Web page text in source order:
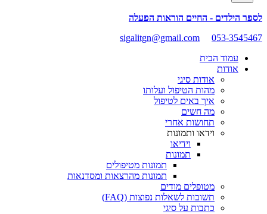
לספר הילדים - החיים הוראות הפעלה
sigalitgn@gmail.com
053-3545467
עמוד הבית
אודות
אודות סיגי
מהות הטיפול ועלותו
איך באים לטיפול
מה חשים
תחושות אחרי
וידאו ותמונות
וידיאו
תמונות
תמונות מטיפולים
תמונות מהרצאות ומסדנאות
מטופלים מודים
תשובות לשאלות נפוצות (FAQ)
כתבות על סיגי